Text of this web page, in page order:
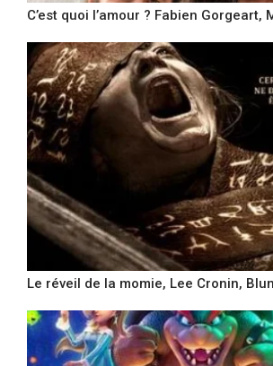
C’est quoi l’amour ? Fabien Gorgeart,
Le réveil de la momie, Lee Cronin,